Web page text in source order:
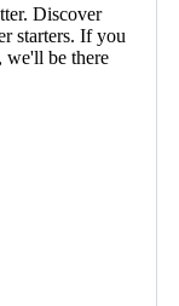
Discover
starters. If you
we'll be there